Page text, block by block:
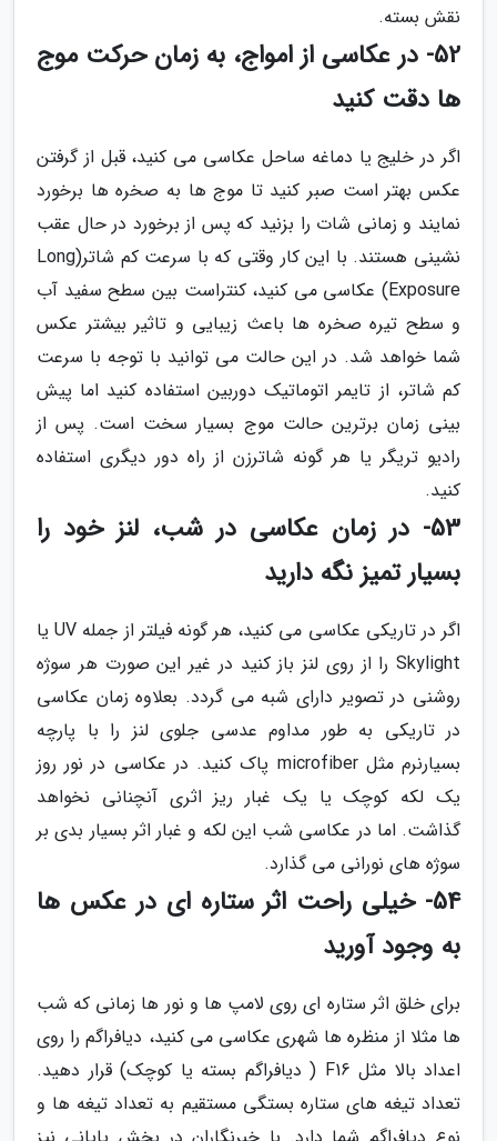
نقش بسته.
52- در عکاسی از امواج، به زمان حرکت موج
ها دقت کنید
اگر در خلیج یا دماغه ساحل عکاسی می کنید، قبل از گرفتن
عکس بهتر است صبر کنید تا موج ها به صخره ها برخورد
نمایند و زمانی شات را بزنید که پس از برخورد در حال عقب
نشینی هستند. با این کار وقتی که با سرعت کم شاتر(Long
Exposure) عکاسی می کنید، کنتراست بین سطح سفید آب
و سطح تیره صخره ها باعث زیبایی و تاثیر بیشتر عکس
شما خواهد شد. در این حالت می توانید با توجه با سرعت
کم شاتر، از تایمر اتوماتیک دوربین استفاده کنید اما پیش
بینی زمان برترین حالت موج بسیار سخت است. پس از
رادیو تریگر یا هر گونه شاترزن از راه دور دیگری استفاده
کنید.
53- در زمان عکاسی در شب، لنز خود را
بسیار تمیز نگه دارید
اگر در تاریکی عکاسی می کنید، هر گونه فیلتر از جمله UV یا
Skylight را از روی لنز باز کنید در غیر این صورت هر سوژه
روشنی در تصویر دارای شبه می گردد. بعلاوه زمان عکاسی
در تاریکی به طور مداوم عدسی جلوی لنز را با پارچه
بسیارنرم مثل microfiber پاک کنید. در عکاسی در نور روز
یک لکه کوچک یا یک غبار ریز اثری آنچنانی نخواهد
گذاشت. اما در عکاسی شب این لکه و غبار اثر بسیار بدی بر
سوژه های نورانی می گذارد.
54- خیلی راحت اثر ستاره ای در عکس ها
به وجود آورید
برای خلق اثر ستاره ای روی لامپ ها و نور ها زمانی که شب
ها مثلا از منظره ها شهری عکاسی می کنید، دیافراگم را روی
اعداد بالا مثل F16 ( دیافراگم بسته یا کوچک) قرار دهید.
تعداد تیغه های ستاره بستگی مستقیم به تعداد تیغه ها و